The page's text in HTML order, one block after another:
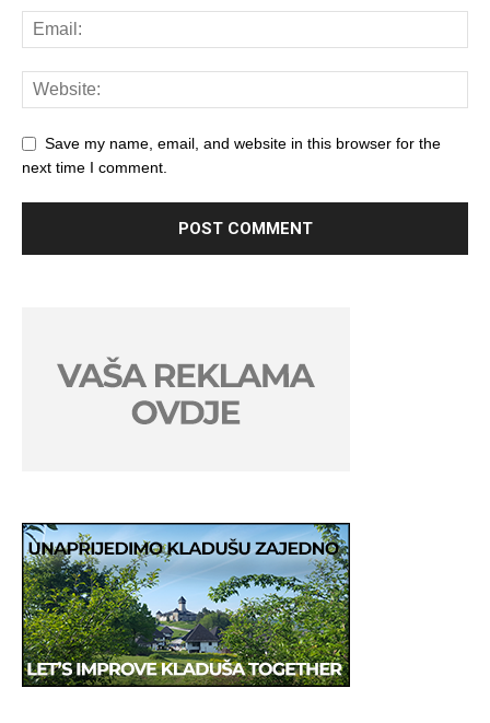
Save my name, email, and website in this browser for the
next time I comment.